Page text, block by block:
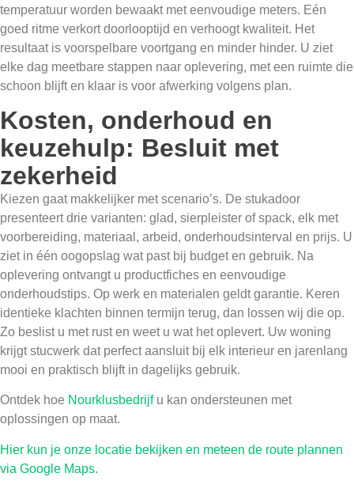
temperatuur worden bewaakt met eenvoudige meters. Eén
goed ritme verkort doorlooptijd en verhoogt kwaliteit. Het
resultaat is voorspelbare voortgang en minder hinder. U ziet
elke dag meetbare stappen naar oplevering, met een ruimte die
schoon blijft en klaar is voor afwerking volgens plan.
Kosten, onderhoud en
keuzehulp: Besluit met
zekerheid
Kiezen gaat makkelijker met scenario’s. De stukadoor
presenteert drie varianten: glad, sierpleister of spack, elk met
voorbereiding, materiaal, arbeid, onderhoudsinterval en prijs. U
ziet in één oogopslag wat past bij budget en gebruik. Na
oplevering ontvangt u productfiches en eenvoudige
onderhoudstips. Op werk en materialen geldt garantie. Keren
identieke klachten binnen termijn terug, dan lossen wij die op.
Zo beslist u met rust en weet u wat het oplevert. Uw woning
krijgt stucwerk dat perfect aansluit bij elk interieur en jarenlang
mooi en praktisch blijft in dagelijks gebruik.
Ontdek hoe Nourklusbedrijfu kan ondersteunen met
oplossingen op maat.
Hier kun je onze locatie bekijken en meteen de route plannen
via Google Maps.